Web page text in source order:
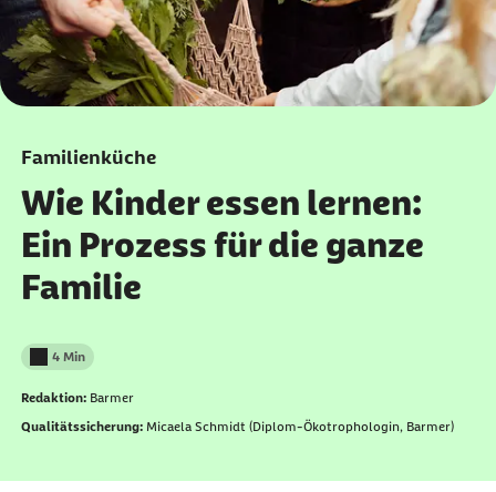
Familienküche
Wie Kinder essen lernen:
Ein Prozess für die ganze
Familie
Lesedauer weniger als
4 Min
Redaktion: Barmer
Qualitätssicherung: Micaela Schmidt (Diplom-Ökotrophologin, Barmer)